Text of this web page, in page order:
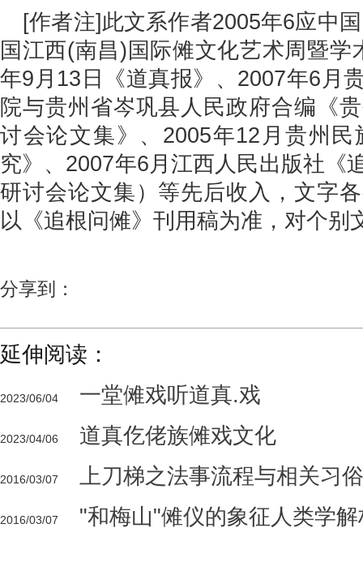
[作者注]此文系作者2005年6应中
国江西(南昌)国际傩文化艺术周暨学
年9月13日《道真报》、2007年6月
院与贵州省岑巩县人民政府合编《
讨会论文集》、2005年12月贵州
究》、2007年6月江西人民出版社《
研讨会论文集）等先后收入，文字
以《追根问傩》刊用稿为准，对个别
分享到：
延伸阅读：
2023/06/04 一堂傩戏听道真.戏
2023/04/06 道真仡佬族傩戏文化
2016/03/07 上刀梯之法事流程与相关习俗
2016/03/07 "和梅山"傩仪的象征人类学解